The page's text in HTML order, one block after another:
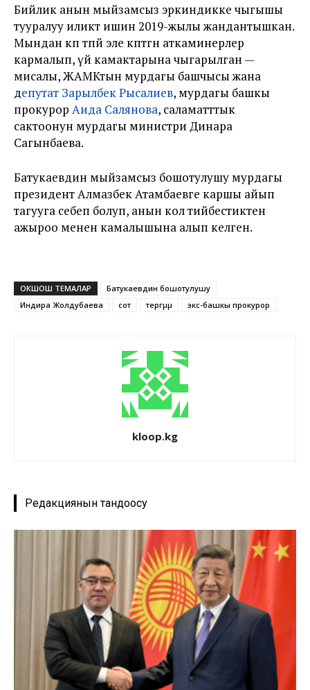
Бийлик анын мыйзамсыз эркиндикке чыгышы
тууралуу иликтөө ишин 2019-жылы жандантышкан.
Мындан көп өтпөй эле көптөгөн аткаминерлер
кармалып, үй камактарына чыгарылган —
мисалы, ЖАМКтын мурдагы башчысы жана
депутат Зарылбек Рысалиев, мурдагы башкы
прокурор Аида Салянова, саламатттык
сактоонун мурдагы министри Динара
Сагынбаева.
Батукаевдин мыйзамсыз бошотулушу мурдагы
президент Алмазбек Атамбаевге каршы айып
тагууга себеп болуп, анын кол тийбестиктен
ажыроо менен камалышына алып келген.
ОКШОШ ТЕМАЛАР
Батукаевдин бошотулушу
Индира Жолдубаева
сот тергµµ экс-башкы прокурор
kloop.kg
Редакциянын тандоосу